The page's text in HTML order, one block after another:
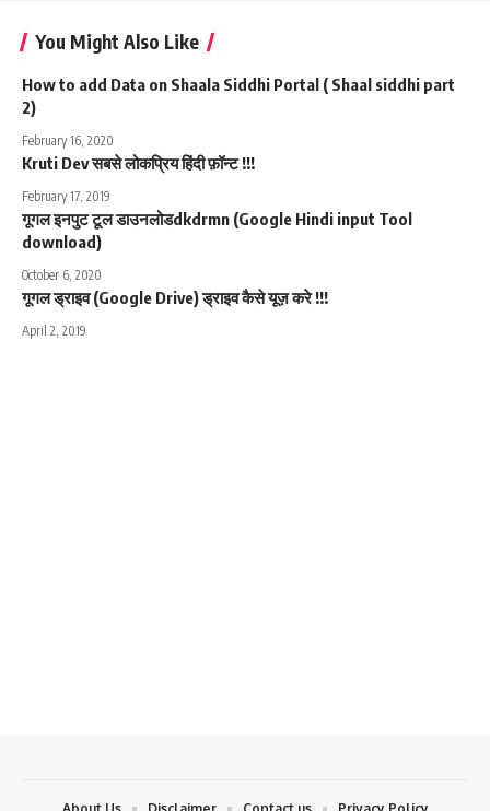
You Might Also Like
How to add Data on Shaala Siddhi Portal ( Shaal siddhi part
2)
February 16, 2020
Kruti Dev सबसे लोकप्रिय हिंदी फ़ॉन्ट !!!
February 17, 2019
गूगल इनपुट टूल डाउनलोडdkdrmn (Google Hindi input Tool
download)
October 6, 2020
गूगल ड्राइव (Google Drive) ड्राइव कैसे यूज़ करे !!!
April 2, 2019